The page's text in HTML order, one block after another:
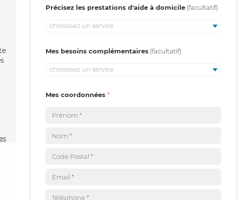
Précisez les prestations d'aide à domicile
choisissez un service
Mes besoins complémentaires
choisissez un service
Mes coordonnées